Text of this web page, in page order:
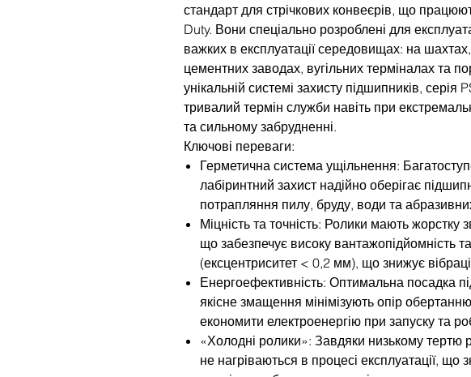
стандарт для стрічкових конвеєрів, що
Duty. Вони спеціально розроблені для
важких в експлуатації середовищах: на
цементних заводах, вугільних терміналах та
унікальній системі захисту підшипників, серія
тривалий термін служби навіть при
та сильному забрудненні.
Ключові переваги:
Герметична система ущільнення:
лабіринтний захист надійно оберігає
потрапляння пилу, бруду, води та
Міцність та точність: Ролики мають жорстку
що забезпечує високу вантажопідйомність
(ексцентриситет < 0,2 мм), що знижує
Енергоефективність: Оптимальна посадка
якісне змащення мінімізують опір
економити електроенергію при запуску та
«Холодні ролики»: Завдяки низькому тертю
не нагріваються в процесі експлуатації, що